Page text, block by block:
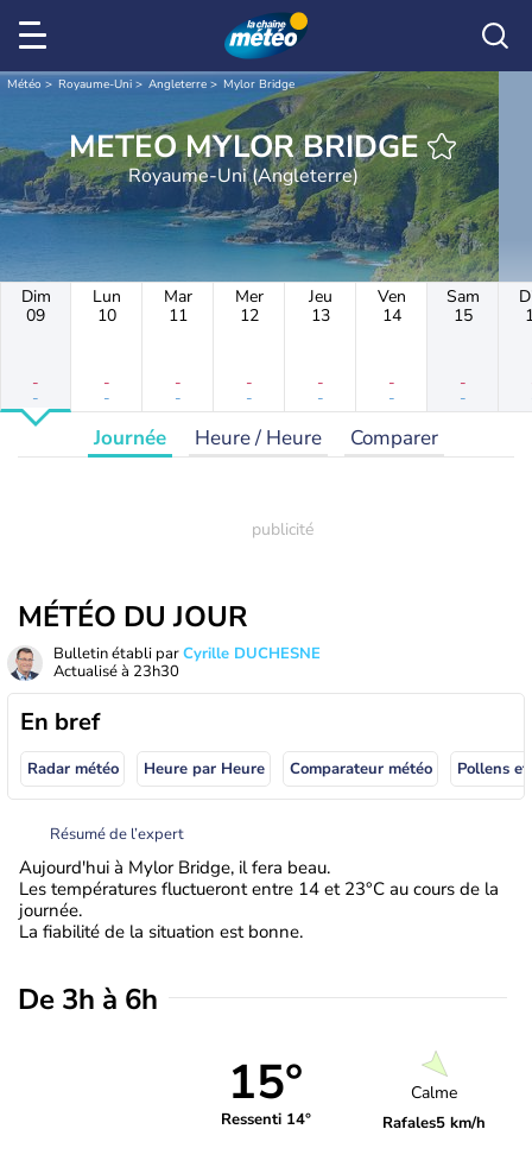
Météo Royaume-Uni Angleterre Mylor Bridge
METEO MYLOR BRIDGE
Royaume-Uni (Angleterre)
Dim
09
-
-
Lun
10
-
-
Mar
11
-
-
Mer
12
-
-
Jeu
13
-
-
Ven
14
-
-
Sam
15
-
-
Journée Heure / Heure Comparer
MÉTÉO DU JOUR
Bulletin établi parCyrille DUCHESNE
Actualisé à 23h30
En bref
Radar météo Heure par Heure Comparateur météo Pollens
Résumé de l’expert
Aujourd'hui à Mylor Bridge, il fera beau.
Les températures fluctueront entre 14 et 23°C au cours de la
journée.
La fiabilité de la situation est bonne.
De 3h à 6h
15°
Ressenti 14°
Calme
Rafales5 km/h